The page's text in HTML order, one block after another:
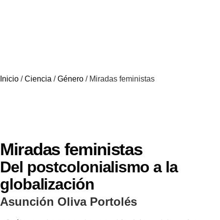
Inicio /Ciencia /Género / Miradas feministas
Miradas feministas
Del postcolonialismo a la
globalización
Asunción Oliva Portolés